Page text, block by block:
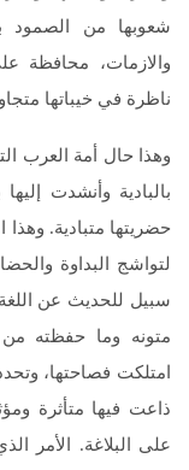
شعوبها من الصمود
والازمات، محافظة
ناظرة في خيباتها
وهذا حال أمة العرب
بالبادية وأنشدت
حضريتها متبادية. وهذا
لتواشج البداوة
سبيل للحديث عن
متونه وما حفظته من
امتلكت فصاحتها،
ذاعت فيها متأثرة
على البلاغة. الأمر